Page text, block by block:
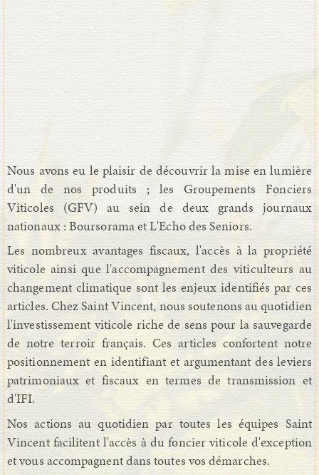
Nous avons eu le plaisir de découvrir la mise en lumière
d'un de nos produits ; les Groupements Fonciers
Viticoles (GFV) au sein de deux grands journaux
nationaux : Boursorama et L'Echo des Seniors.
Les nombreux avantages fiscaux, l'accès à la propriété
viticole ainsi que l'accompagnement des viticulteurs au
changement climatique sont les enjeux identifiés par ces
articles. Chez Saint Vincent, nous soutenons au quotidien
l'investissement viticole riche de sens pour la sauvegarde
de notre terroir français. Ces articles confortent notre
positionnement en identifiant et argumentant des leviers
patrimoniaux et fiscaux en termes de transmission et
d'IFI.
Nos actions au quotidien par toutes les équipes Saint
Vincent facilitent l'accès à du foncier viticole d'exception
et vous accompagnent dans toutes vos démarches.